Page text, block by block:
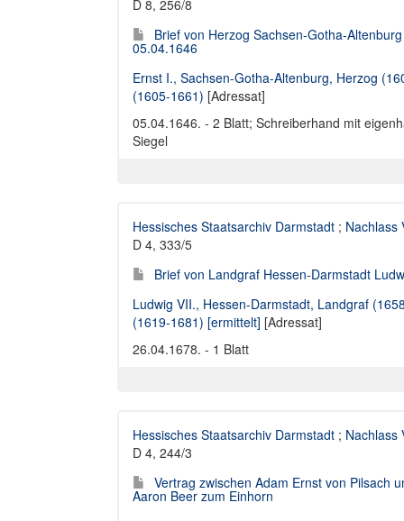
D 8, 256/8
Brief von Herzog Sachsen-Gotha-
05.04.1646
Ernst I., Sachsen-Gotha-Altenburg, Herzog
(1605-1661) [Adressat]
05.04.1646. - 2 Blatt; Schreiberhand mit
Siegel
Hessisches Staatsarchiv Darmstadt ; Nachlass
D 4, 333/5
Brief von Landgraf Hessen-Darmstadt
Ludwig VII., Hessen-Darmstadt, Landgraf
(1619-1681) [ermittelt] [Adressat]
26.04.1678. - 1 Blatt
Hessisches Staatsarchiv Darmstadt ; Nachlass
D 4, 244/3
Vertrag zwischen Adam Ernst von Pilsach
Aaron Beer zum Einhorn